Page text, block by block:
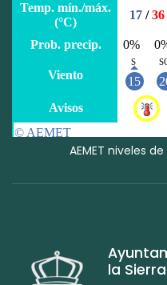
AEMET niveles
la Sierra